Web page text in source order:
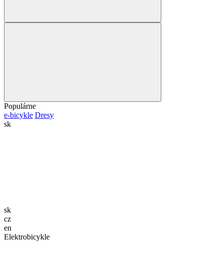
Populárne
e-bicykle Dresy
sk
sk
cz
en
Elektrobicykle